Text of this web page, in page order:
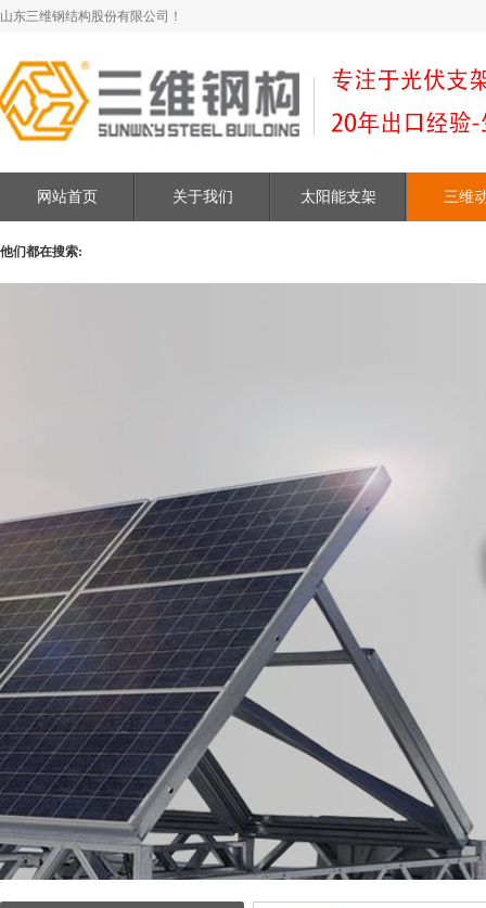
山东三维钢结构股份有限公司！
网站首页 关于我们 太阳能支架 三维
他们都在搜索: